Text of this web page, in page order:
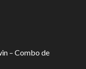
– Combo de